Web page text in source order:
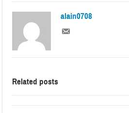
alain0708
Related posts